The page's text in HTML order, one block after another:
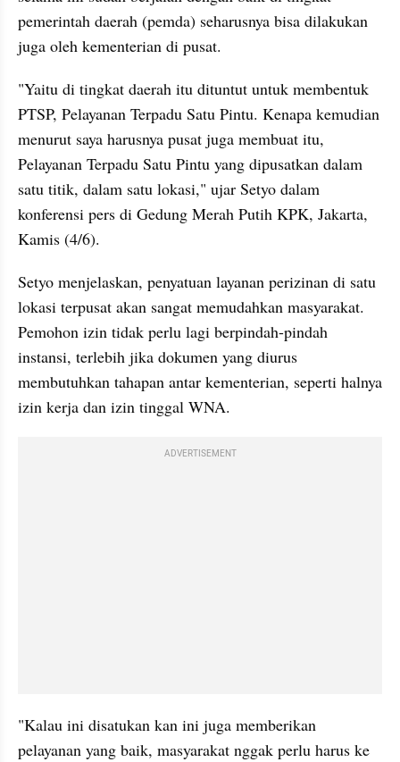
pemerintah daerah (pemda) seharusnya bisa dilakukan
juga oleh kementerian di pusat.
"Yaitu di tingkat daerah itu dituntut untuk membentuk
PTSP, Pelayanan Terpadu Satu Pintu. Kenapa kemudian
menurut saya harusnya pusat juga membuat itu,
Pelayanan Terpadu Satu Pintu yang dipusatkan dalam
satu titik, dalam satu lokasi," ujar Setyo dalam
konferensi pers di Gedung Merah Putih KPK, Jakarta,
Kamis (4/6).
Setyo menjelaskan, penyatuan layanan perizinan di satu
lokasi terpusat akan sangat memudahkan masyarakat.
Pemohon izin tidak perlu lagi berpindah-pindah
instansi, terlebih jika dokumen yang diurus
membutuhkan tahapan antar kementerian, seperti halnya
izin kerja dan izin tinggal WNA.
ADVERTISEMENT
"Kalau ini disatukan kan ini juga memberikan
pelayanan yang baik, masyarakat nggak perlu harus ke